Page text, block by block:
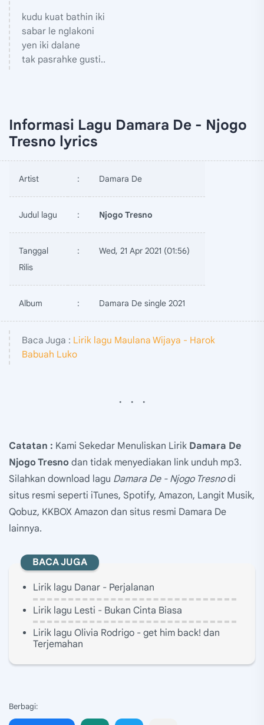
kudu kuat bathin iki
sabar le nglakoni
yen iki dalane
tak pasrahke gusti..
Informasi Lagu Damara De - Njogo
Tresno lyrics
Artist : Damara De
Judul lagu : Njogo Tresno
Tanggal
Rilis
: Wed, 21 Apr 2021 (01:56)
Album : Damara De single 2021
Baca Juga : Lirik lagu Maulana Wijaya - Harok
Babuah Luko
Catatan : Kami Sekedar Menuliskan Lirik Damara De
Njogo Tresno dan tidak menyediakan link unduh mp3.
Silahkan download lagu Damara De - Njogo Tresnodi
situs resmi seperti iTunes, Spotify, Amazon, Langit Musik,
Qobuz, KKBOX Amazon dan situs resmi Damara De
lainnya.
BACA JUGA
Lirik lagu Danar - Perjalanan
Lirik lagu Lesti - Bukan Cinta Biasa
Lirik lagu Olivia Rodrigo - get him back! dan
Terjemahan